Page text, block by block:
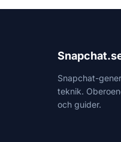
Snapchat-
teknik.
och guider.